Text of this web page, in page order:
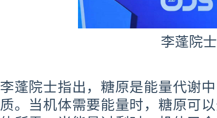
李蓬院士
李蓬院士指出，糖原是能量代谢
质。当机体需要能量时，糖原可